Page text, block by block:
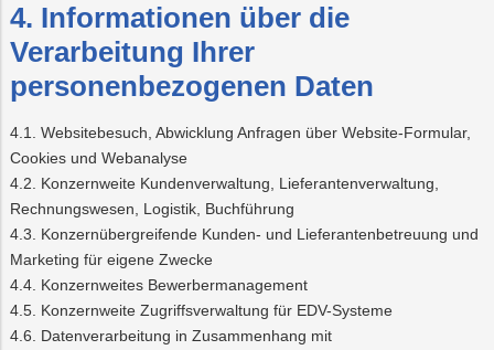
4. Informationen über die
Verarbeitung Ihrer
personenbezogenen Daten
4.1. Websitebesuch, Abwicklung Anfragen über Website-Formular,
Cookies und Webanalyse
4.2. Konzernweite Kundenverwaltung, Lieferantenverwaltung,
Rechnungswesen, Logistik, Buchführung
4.3. Konzernübergreifende Kunden- und Lieferantenbetreuung und
Marketing für eigene Zwecke
4.4. Konzernweites Bewerbermanagement
4.5. Konzernweite Zugriffsverwaltung für EDV-Systeme
4.6. Datenverarbeitung in Zusammenhang mit